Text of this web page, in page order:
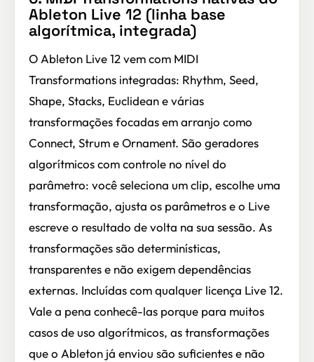
Ableton Live 12 (linha base
algorítmica, integrada)
O Ableton Live 12 vem com MIDI
Transformations integradas: Rhythm, Seed,
Shape, Stacks, Euclidean e várias
transformações focadas em arranjo como
Connect, Strum e Ornament. São geradores
algorítmicos com controle no nível do
parâmetro: você seleciona um clip, escolhe uma
transformação, ajusta os parâmetros e o Live
escreve o resultado de volta na sua sessão. As
transformações são determinísticas,
transparentes e não exigem dependências
externas. Incluídas com qualquer licença Live 12.
Vale a pena conhecê-las porque para muitos
casos de uso algorítmicos, as transformações
que o Ableton já enviou são suficientes e não